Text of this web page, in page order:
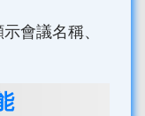
會議名稱、